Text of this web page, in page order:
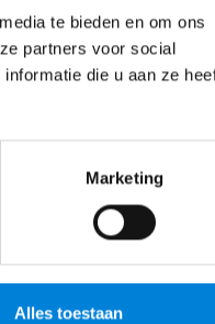
te bieden en om ons
partners voor social
die u aan ze
Marketing
Alles toestaan
Werkvoorbereider…
Bekijk vacature